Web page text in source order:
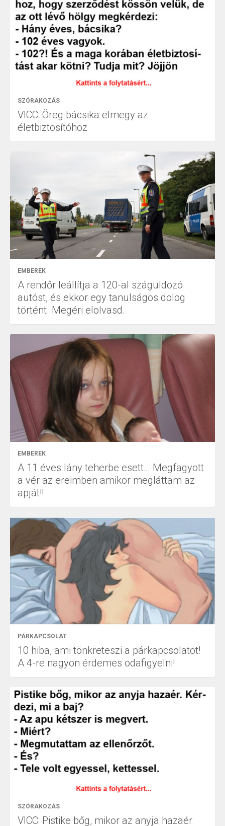
SZÓRAKOZÁS
VICC: Öreg bácsika elmegy az
életbiztosítóhoz
EMBEREK
A rendőr leállítja a 120-al száguldozó
autóst, és ekkor egy tanulságos dolog
történt. Megéri elolvasd.
EMBEREK
A 11 éves lány teherbe esett… Megfagyott
a vér az ereimben amikor megláttam az
apját!!
PÁRKAPCSOLAT
10 hiba, ami tönkreteszi a párkapcsolatot!
A 4-re nagyon érdemes odafigyelni!
SZÓRAKOZÁS
VICC: Pistike bőg, mikor az anyja hazaér